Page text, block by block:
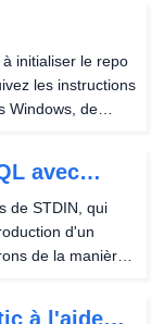
initialiser le repo
les instructions
Windows, de
avec
de STDIN, qui
d'un
de la manière
à l'aide